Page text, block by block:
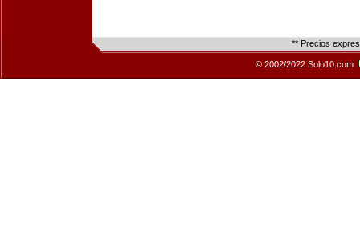
** Precios
© 2002/2022 Solo10.com